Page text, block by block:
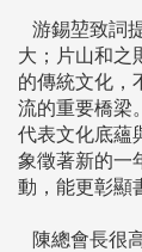
游錫堃致詞
大；片山和之
的傳統文化，
流的重要橋梁
代表文化底蘊
象徵著新的一
動，能更彰顯
陳總會長很